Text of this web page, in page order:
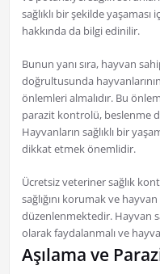
sağlıklı bir şekilde yaşaması
hakkında da bilgi edinilir.
Bunun yanı sıra, hayvan
doğrultusunda
önlemleri almalıdır. Bu
parazit kontrolü, beslenme
Hayvanların sağlıklı bir
dikkat etmek önemlidir.
Ücretsiz veteriner sağlık
sağlığını korumak ve
düzenlenmektedir. Hayvan
olarak faydalanmalı ve
Aşılama ve